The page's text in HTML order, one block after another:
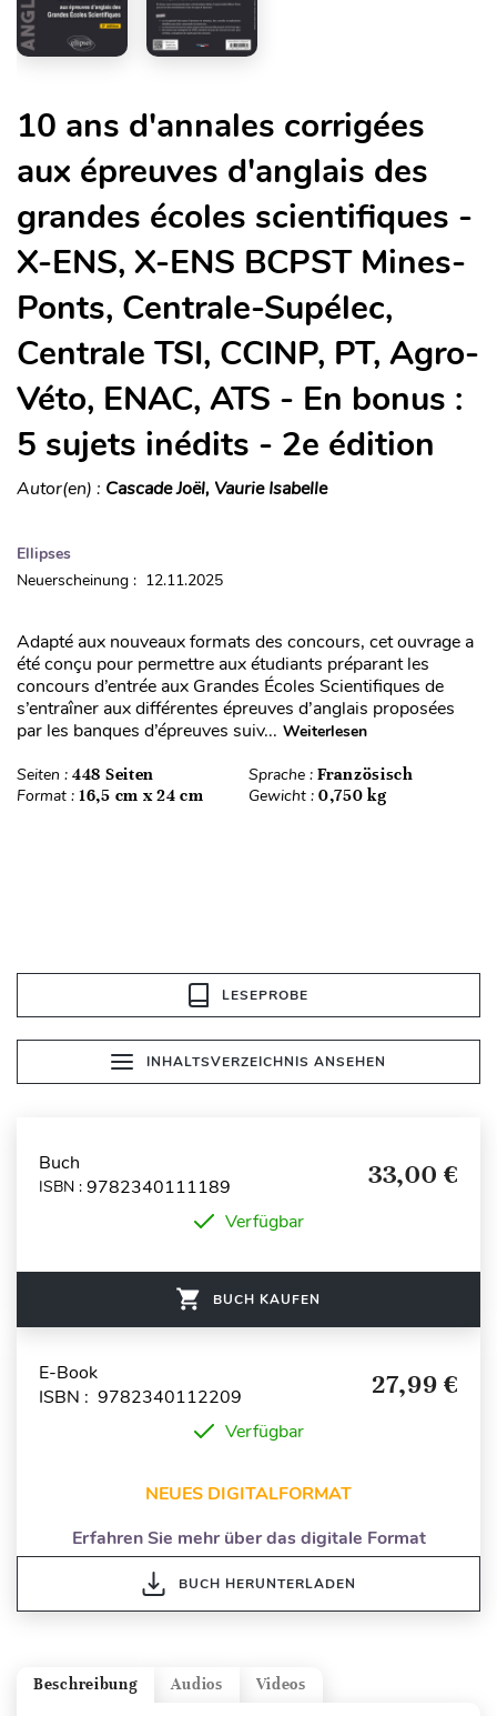
10 ans d'annales corrigées
aux épreuves d'anglais des
grandes écoles scientifiques -
X-ENS, X-ENS BCPST Mines-
Ponts, Centrale-Supélec,
Centrale TSI, CCINP, PT, Agro-
Véto, ENAC, ATS - En bonus :
5 sujets inédits - 2e édition
Autor(en) : Cascade Joël, Vaurie Isabelle
Ellipses
Neuerscheinung : 12.11.2025
Adapté aux nouveaux formats des concours, cet ouvrage a
été conçu pour permettre aux étudiants préparant les
concours d’entrée aux Grandes Écoles Scientifiques de
s’entraîner aux différentes épreuves d’anglais proposées
par les banques d’épreuves suiv... Weiterlesen
Seiten : 448 Seiten Sprache : Französisch
Format : 16,5 cm x 24 cm Gewicht : 0,750 kg
LESEPROBE
INHALTSVERZEICHNIS ANSEHEN
Buch
ISBN : 9782340111189 33,00 €
Verfügbar
BUCH KAUFEN
E-Book
ISBN : 9782340112209
27,99 €
Verfügbar
NEUES DIGITALFORMAT
Erfahren Sie mehr über das digitale Format
BUCH HERUNTERLADEN
Videos
Audios
Beschreibung